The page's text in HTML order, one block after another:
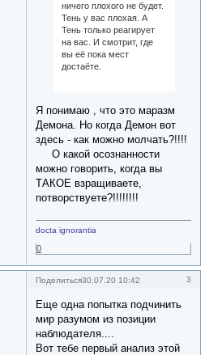
ничего плохого не будет.
Тень у вас плохая. А
Тень только реагирует
на вас. И смотрит, где
вы её пока мест
достаёте.
Я понимаю , что это маразм
Демона. Но когда Демон вот
здесь - как можно молчать?!!!!
О какой осознанности
можно говорить, когда вы
ТАКОЕ взращиваете,
потворствуете?!!!!!!!!
docta ignorantia
0
Поделиться 3
30.07.20 10:42
Еще одна попытка подчинить
мир разумом из позиции
наблюдателя....
Вот тебе первый анализ этой